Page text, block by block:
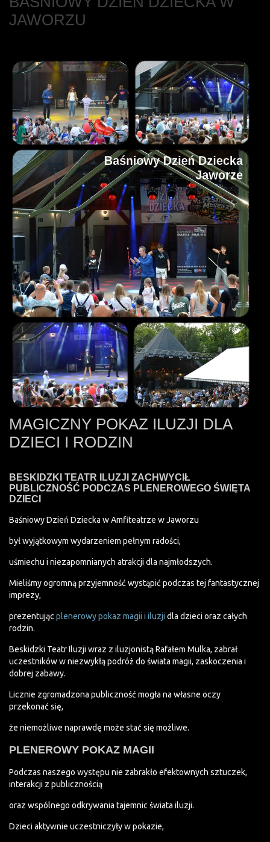
JAWORZU
MAGICZNY POKAZ ILUZJI DLA
DZIECI I RODZIN
BESKIDZKI TEATR ILUZJI ZACHWYCIŁ
PUBLICZNOŚĆ PODCZAS PLENEROWEGO ŚWIĘTA
DZIECI
Baśniowy Dzień Dziecka w Amfiteatrze w Jaworzu
był wyjątkowym wydarzeniem pełnym radości,
uśmiechu i niezapomnianych atrakcji dla najmłodszych.
Mieliśmy ogromną przyjemność wystąpić podczas tej fantastycznej
imprezy,
prezentując plenerowy pokaz magii i iluzji dla dzieci oraz całych
rodzin.
Beskidzki Teatr Iluzji wraz z iluzjonistą Rafałem Mulka, zabrał
uczestników w niezwykłą podróż do świata magii, zaskoczenia i
dobrej zabawy.
Licznie zgromadzona publiczność mogła na własne oczy
przekonać się,
że niemożliwe naprawdę może stać się możliwe.
PLENEROWY POKAZ MAGII
Podczas naszego występu nie zabrakło efektownych sztuczek,
interakcji z publicznością
oraz wspólnego odkrywania tajemnic świata iluzji.
Dzieci aktywnie uczestniczyły w pokazie,